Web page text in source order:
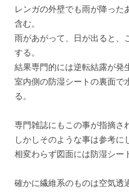
レンガの外壁でも雨が降った
含む。
雨があがって、日が出ると、
する。
結果専門的には逆転結露が発
室内側の防湿シートの裏面で
る。
専門雑誌にもこの事が指摘さ
しかしそのような事は参考に
相変わらず図面には防湿シー
確かに繊維系のものは空気透